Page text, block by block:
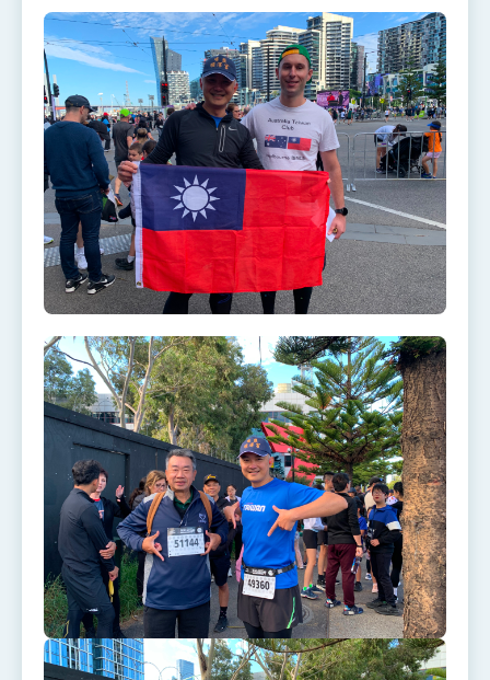
總統主持「台美經濟繁榮夥伴對話」記者會 說
明臺美合作三大戰略方向 盼與民主夥伴共同引
領 下一個世代的繁榮
外交部長林佳龍接受印尼「時代雜誌」專訪，闡
述印太安全局勢，籲深化台印尼半導體供應鏈合
作
外交部長林佳龍午宴歡迎美國聯邦參議員蓋耶哥
訪問團
外交部長林佳龍接見美國智庫「德國馬歇爾基金
會」訪問團一行，深化跨大西洋戰略夥伴關係
臺美經貿談判獲階段性成果 卓揆期勉爭取時間完
成「臺美對等貿易協定」簽署
卓揆：臺美關稅談判階段性結果有助臺灣取得有
利戰略地位 全力支持「臺美對等貿易協定」簽署
外交部與數位發展部攜手合作，整合台灣雄厚數
位實力，達成固邦榮邦目標
策略小組」跨部會會議
民調顯示多數國人滿意政府外交表現，高度支持
「總合外交」與台歐美日關係深化
總統以「韌性之島，希望之光」為題發表2026新
年談話
總統主持「守護民主台灣國安行動方案」記者
會 強調以實力守護台海和平 以決心掌握國家
命運
變局中 奮起的新臺灣 總統發表國慶演說
總統發表執政周年談話 盼面對未來挑戰 堅持
團結 迎風轉型 穩健前行
賴總統就職演說影片
總統重要談話